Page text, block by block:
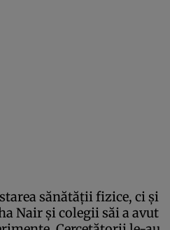
sănătăţii fizice, ci şi
Nair şi colegii săi a avut